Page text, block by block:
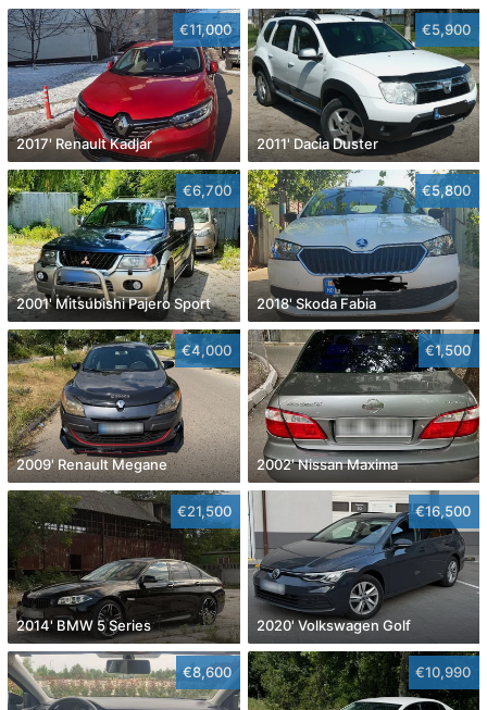
€11,000
2017' Renault Kadjar
€5,900
2011' Dacia Duster
€6,700
2001' Mitsubishi Pajero Sport
€5,800
2018' Skoda Fabia
€4,000
2009' Renault Megane
€1,500
2002' Nissan Maxima
€21,500
2014' BMW 5 Series
€16,500
2020' Volkswagen Golf
€8,600 €10,990